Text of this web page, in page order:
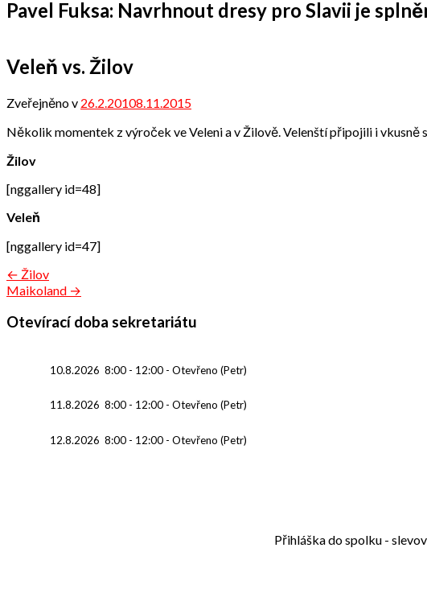
Pavel Fuksa: Navrhnout dresy pro Slavii je
Veleň vs. Žilov
Zveřejněno v 26.2.20108.11.2015
Několik momentek z výroček ve Veleni a v Žilově. Velenští připojili i vkusně
Žilov
[nggallery id=48]
Veleň
[nggallery id=47]
Navigace
pro
příspěvek
← Žilov
Maikoland →
Otevírací doba sekretariátu
10.8.2026 8:00 - 12:00 - Otevřeno (Petr)
11.8.2026 8:00 - 12:00 - Otevřeno (Petr)
12.8.2026 8:00 - 12:00 - Otevřeno (Petr)
Přihláška do spolku -